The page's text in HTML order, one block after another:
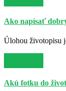
Ako napísať
Úlohou životopisu
Akú fotku do